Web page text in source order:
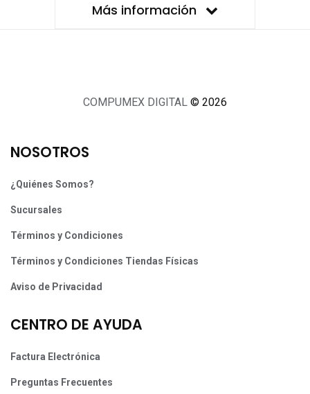
Más información
COMPUMEX DIGITAL © 2026
NOSOTROS
¿Quiénes Somos?
Sucursales
Términos y Condiciones
Términos y Condiciones Tiendas Físicas
Aviso de Privacidad
CENTRO DE AYUDA
Factura Electrónica
Preguntas Frecuentes